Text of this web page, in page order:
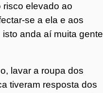
risco elevado ao
se a ela e aos
anda aí muita gente
lavar a roupa dos
tiveram resposta dos